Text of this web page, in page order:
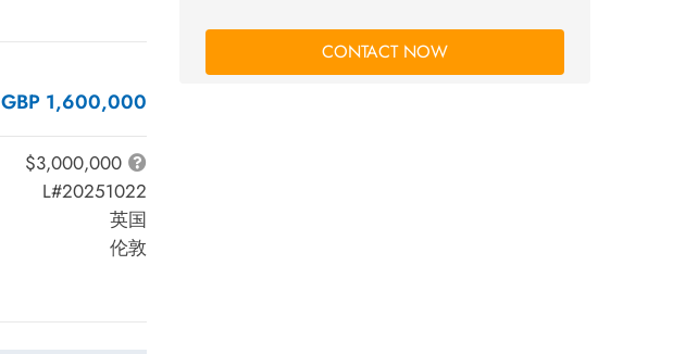
GBP 1,600,000
$3,000,000
L#20251022
英国
伦敦